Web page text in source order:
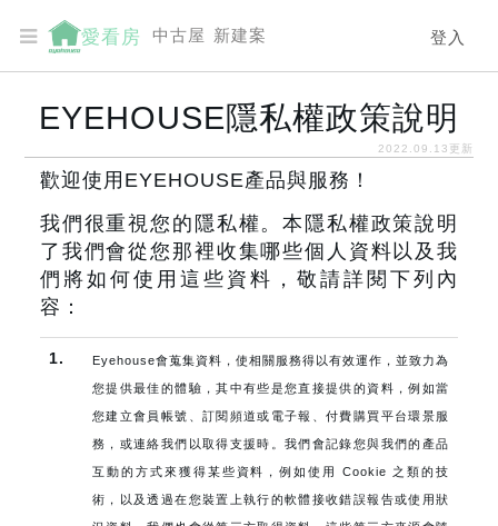
愛看房 登入
中古屋 新建案
EYEHOUSE隱私權政策說明
2022.09.13更新
歡迎使用EYEHOUSE產品與服務！
我們很重視您的隱私權。本隱私權政策說明
了我們會從您那裡收集哪些個人資料以及我
們將如何使用這些資料，敬請詳閱下列內
容：
1. Eyehouse會蒐集資料，使相關服務得以有效運作，並致力為
您提供最佳的體驗，其中有些是您直接提供的資料，例如當
您建立會員帳號、訂閱頻道或電子報、付費購買平台環景服
務，或連絡我們以取得支援時。我們會記錄您與我們的產品
互動的方式來獲得某些資料，例如使用 Cookie 之類的技
術，以及透過在您裝置上執行的軟體接收錯誤報告或使用狀